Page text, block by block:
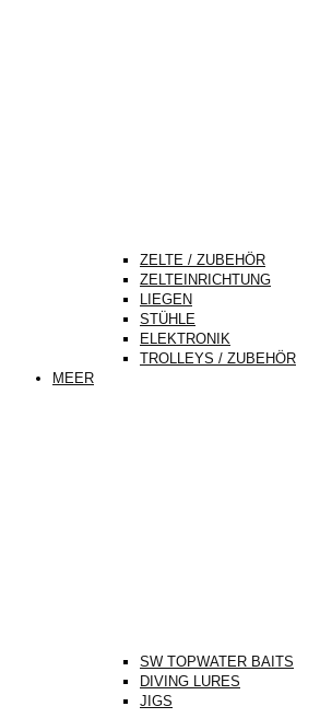
ZELTE / ZUBEHÖR
ZELTEINRICHTUNG
LIEGEN
STÜHLE
ELEKTRONIK
TROLLEYS / ZUBEHÖR
MEER
SW TOPWATER BAITS
DIVING LURES
JIGS